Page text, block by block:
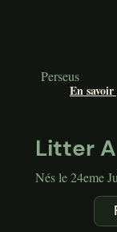
Perseus
En
Litter A
Nés le 24eme